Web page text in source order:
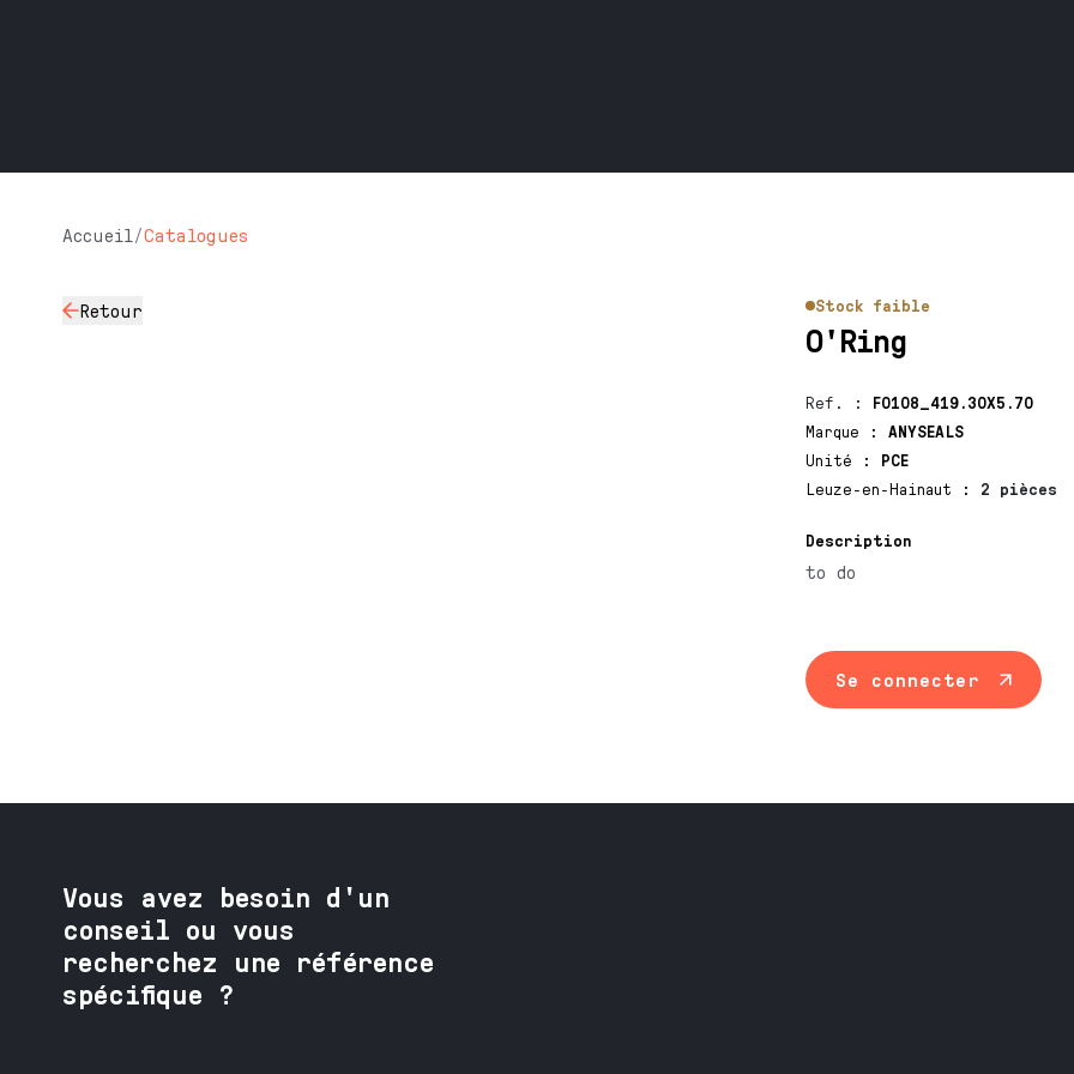
Accueil/Catalogues
Retour Stock faible
O'Ring
Ref. : F0108_419.30X5.70
Marque
:
ANYSEALS
Unité
:
PCE
Leuze-en-Hainaut
: 2 pièces
Description
to do
Se connecter
Vous avez besoin d'un
conseil ou vous
recherchez une référence
spécifique ?